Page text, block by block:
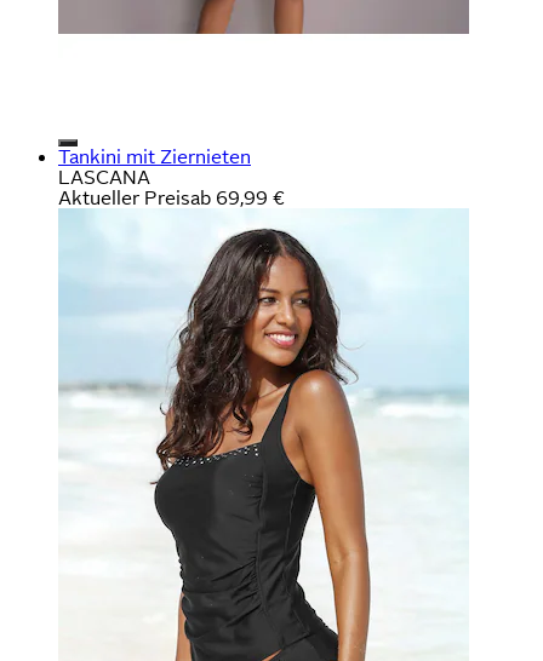
Tankini mit Ziernieten
LASCANA
Aktueller Preisab 69,99 €